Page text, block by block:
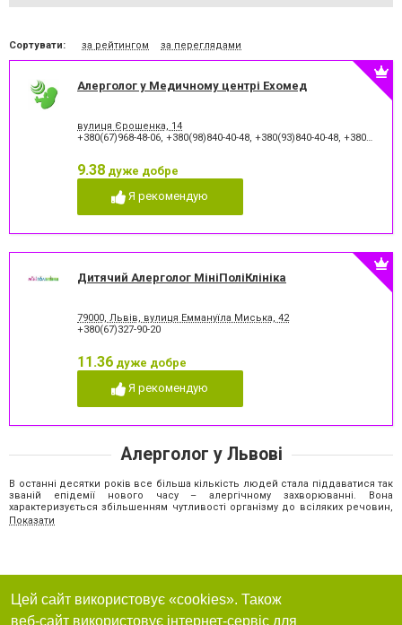
Сортувати: за рейтингом за переглядами
Алерголог у Медичному центрі Ехомед
вулиця Єрошенка, 14
+380(67)968-48-06, +380(98)840-40-48, +380(93)840-40-48, +380(97)336-73-09
9.38 дуже добре
Я рекомендую
Дитячий Алерголог МініПоліКлініка
79000, Львів, вулиця Еммануїла Миська, 42
+380(67)327-90-20
11.36 дуже добре
Я рекомендую
Алерголог у Львові
В останні десятки років все більша кількість людей стала піддаватися так
званій епідемії нового часу – алергічному захворюванні. Вона
характеризується збільшенням чутливості організму до всіляких речовин,
при контакті з якими проявляється незвичайними алергічними реакціями.
риніт;
почервоніння очей;
свербіння та почервоніння шкіри;
задишка.
Показати
Цей сайт використовує «cookies». Також
веб-сайт використовує інтернет-сервіс для